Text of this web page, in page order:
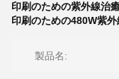
印刷のための紫外線治
印刷のための480W紫
製品名: